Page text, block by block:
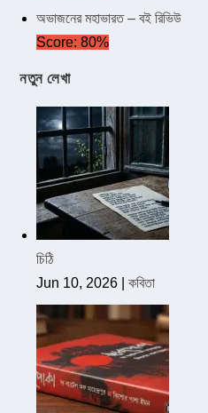
অভাজনের মহাভারত – বই রিভিউ
Score: 80%
নতুন লেখা
চিঠি
Jun 10, 2026| কবিতা